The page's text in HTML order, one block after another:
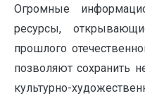
Огромные
ресурсы,
прошлого
позволяют сохранить
культурно-